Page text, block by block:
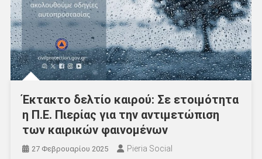
Έκτακτο δελτίο καιρού: Σε ετοιμότητα
η Π.Ε. Πιερίας για την αντιμετώπιση
των καιρικών φαινομένων
27 Φεβρουαρίου 2025 Pieria Social